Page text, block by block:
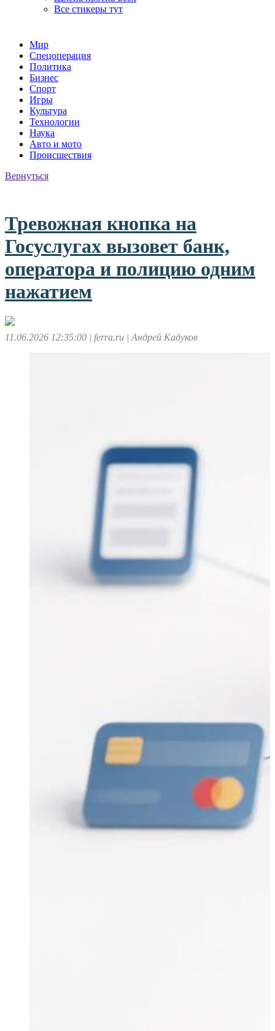
Все стикеры тут
Мир
Спецоперация
Политика
Бизнес
Спорт
Игры
Культура
Технологии
Наука
Авто и мото
Происшествия
Вернуться
Тревожная кнопка на
Госуслугах вызовет банк,
оператора и полицию одним
нажатием
11.06.2026 12:35:00 | ferra.ru | Андрей Кадуков